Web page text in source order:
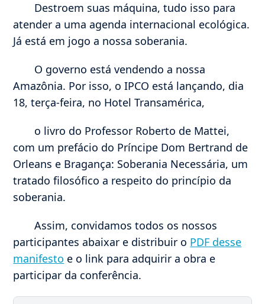
Destroem suas máquina, tudo isso para
atender a uma agenda internacional ecológica.
Já está em jogo a nossa soberania.
O governo está vendendo a nossa
Amazônia. Por isso, o IPCO está lançando, dia
18, terça-feira, no Hotel Transamérica,
o livro do Professor Roberto de Mattei,
com um prefácio do Príncipe Dom Bertrand de
Orleans e Bragança: Soberania Necessária, um
tratado filosófico a respeito do princípio da
soberania.
Assim, convidamos todos os nossos
participantes abaixar e distribuir o PDF desse
manifesto e o link para adquirir a obra e
participar da conferência.